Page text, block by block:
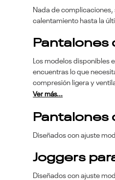
Nada de
calentamiento hasta la
Pantalones
Los modelos
encuentras lo que
compresión ligera y
Ver más...
Pantalones
Diseñados con ajuste
Joggers
Diseñados con ajuste